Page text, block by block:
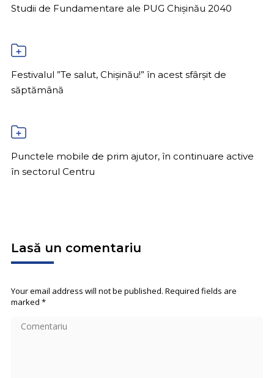
Studii de Fundamentare ale PUG Chișinău 2040
Festivalul ”Te salut, Chișinău!” în acest sfârșit de
săptămână
Punctele mobile de prim ajutor, în continuare active
în sectorul Centru
Lasă un comentariu
Your email address will not be published. Required fields are
marked *
Comentariu